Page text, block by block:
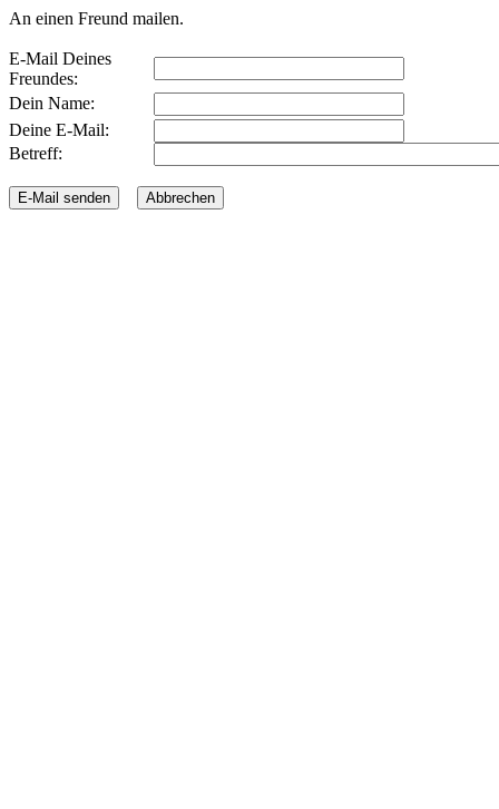
An einen Freund mailen.
E-Mail Deines
Freundes:
Dein Name:
Deine E-Mail:
Betreff: